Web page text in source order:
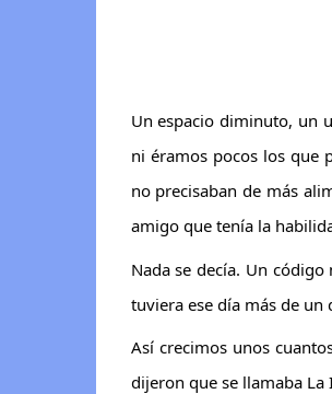
Un espacio diminuto, un
ni éramos pocos los que
no precisaban de más
amigo que tenía la
Nada se decía. Un
tuviera ese día más de un
Así crecimos unos
dijeron que se llamaba La